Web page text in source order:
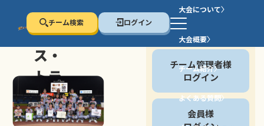
チーム検索 ログイン
大会について
大会概要
チーム紹介
よくある質問
セン
ス・
トラ
スト
トー
セン
会員の方
チーム管理者様
ログイン
会員様